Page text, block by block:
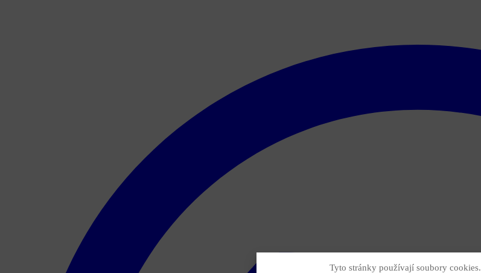
Tyto stránky používají soubory cookies.